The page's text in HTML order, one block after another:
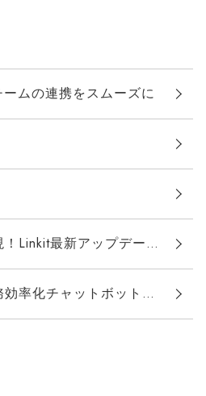
ムの連携をスムーズに
最新アップデート情報
のプロトタイプを開発・提供